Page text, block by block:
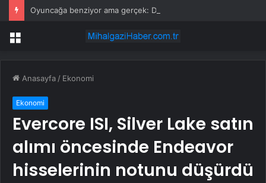
Menü
Anasayfa / Ekonomi
Ekonomi
Evercore ISI, Silver Lake satın
alımı öncesinde Endeavor
hisselerinin notunu düşürdü